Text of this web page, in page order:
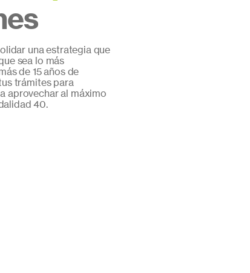
una estrategia que
sea lo más
de 15 años de
trámites para
aprovechar al máximo
40.